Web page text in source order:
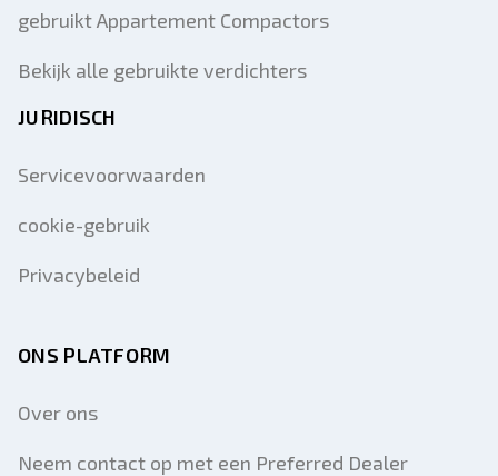
gebruikt Appartement Compactors
Bekijk alle gebruikte verdichters
JURIDISCH
Servicevoorwaarden
cookie-gebruik
Privacybeleid
ONS PLATFORM
Over ons
Neem contact op met een Preferred Dealer